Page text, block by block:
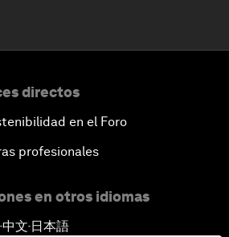
directos
en el Foro
profesionales
en otros idiomas
▪中文▪ 日本語